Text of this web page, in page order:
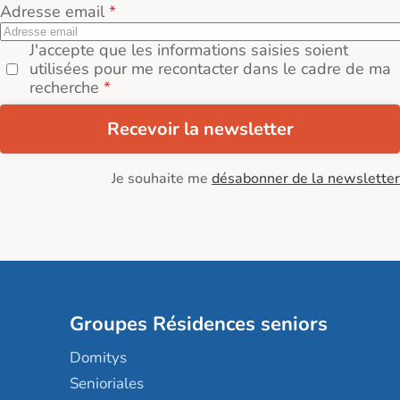
Adresse email
J'accepte que les informations saisies soient
utilisées pour me recontacter dans le cadre de ma
recherche
Recevoir la newsletter
Je souhaite me désabonner de la newsletter
Groupes Résidences seniors
Domitys
Senioriales